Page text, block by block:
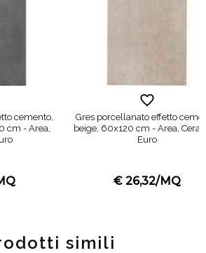
cemento,
cm - Area,
Gres porcellanato effetto
beige, 60x120 cm - Area,
Euro
€ 26,32/MQ
simili